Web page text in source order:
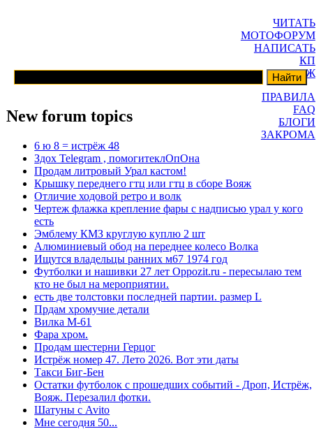
ЧИТАТЬ
МОТОФОРУМ
НАПИСАТЬ
КП
ГАРАЖ
ПРАВИЛА
FAQ
БЛОГИ
ЗАКРОМА
New forum topics
6 ю 8 = истрёж 48
Здох Telegram , помогитеклОпОна
Продам литровый Урал кастом!
Крышку переднего гтц или гтц в сборе Вояж
Отличие ходовой ретро и волк
Чертеж флажка крепление фары с надписью урал у кого
есть
Эмблему КМЗ круглую куплю 2 шт
Алюминиевый обод на переднее колесо Волка
Ищутся владельцы ранних м67 1974 год
Футболки и нашивки 27 лет Oppozit.ru - пересылаю тем
кто не был на мероприятии.
есть две толстовки последней партии. размер L
Прдам хромучие детали
Вилка М-61
Фара хром.
Продам шестерни Герцог
Истрёж номер 47. Лето 2026. Вот эти даты
Такси Биг-Бен
Остатки футболок с прошедших событий - Дроп, Истрёж,
Вояж. Перезалил фотки.
Шатуны с Avito
Мне сегодня 50...